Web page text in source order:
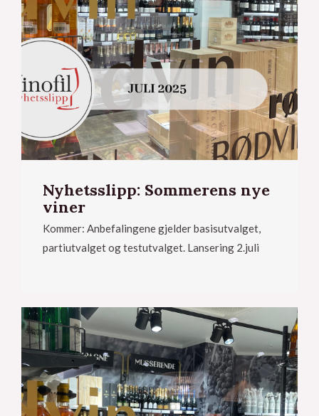
Nyhetsslipp: Sommerens nye
viner
Kommer: Anbefalingene gjelder basisutvalget,
partiutvalget og testutvalget. Lansering 2.juli